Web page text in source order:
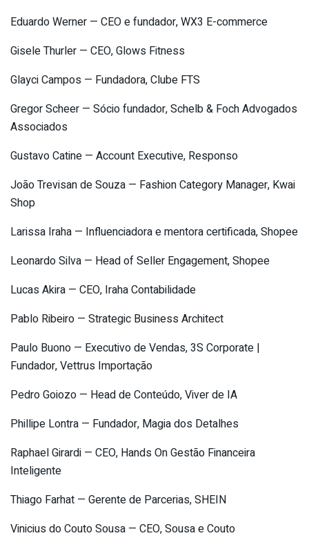
Eduardo Werner — CEO e fundador, WX3 E-commerce
Gisele Thurler — CEO, Glows Fitness
Glayci Campos — Fundadora, Clube FTS
Gregor Scheer — Sócio fundador, Schelb & Foch Advogados
Associados
Gustavo Catine — Account Executive, Responso
João Trevisan de Souza — Fashion Category Manager, Kwai
Shop
Larissa Iraha — Influenciadora e mentora certificada, Shopee
Leonardo Silva — Head of Seller Engagement, Shopee
Lucas Akira — CEO, Iraha Contabilidade
Pablo Ribeiro — Strategic Business Architect
Paulo Buono — Executivo de Vendas, 3S Corporate |
Fundador, Vettrus Importação
Pedro Goiozo — Head de Conteúdo, Viver de IA
Phillipe Lontra — Fundador, Magia dos Detalhes
Raphael Girardi — CEO, Hands On Gestão Financeira
Inteligente
Thiago Farhat — Gerente de Parcerias, SHEIN
Vinicius do Couto Sousa — CEO, Sousa e Couto